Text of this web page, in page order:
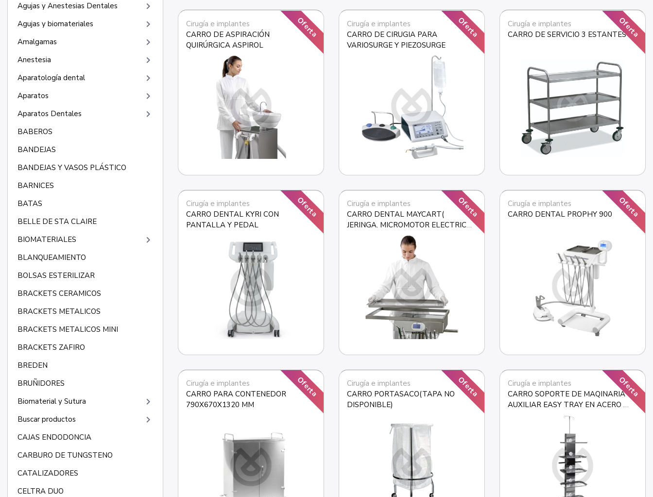
Agujas y Anestesias Dentales keyboard_arrow_right
Agujas y biomateriales keyboard_arrow_right
Amalgamas keyboard_arrow_right
Anestesia keyboard_arrow_right
Aparatología dental keyboard_arrow_right
Aparatos keyboard_arrow_right
Aparatos Dentales keyboard_arrow_right
BABEROS
BANDEJAS
BANDEJAS Y VASOS PLÁSTICO
BARNICES
BATAS
BELLE DE STA CLAIRE
BIOMATERIALES
keyboard_arrow_right
BLANQUEAMIENTO
BOLSAS ESTERILIZAR
BRACKETS CERAMICOS
BRACKETS METALICOS
BRACKETS METALICOS MINI
BRACKETS ZAFIRO
BREDEN
BRUÑIDORES
Biomaterial y Sutura
keyboard_arrow_right
Buscar productos keyboard_arrow_right
CAJAS ENDODONCIA
CARBURO DE TUNGSTENO
CATALIZADORES
CELTRA DUO
Oferta
Cirugía e implantes
CARRO DE ASPIRACIÓN
QUIRÚRGICA ASPIROL
Oferta
Cirugía e implantes
CARRO DE CIRUGIA PARA
VARIOSURGE Y PIEZOSURGE
Oferta
Cirugía e implantes
CARRO DE SERVICIO 3 ESTANTES
Oferta
Cirugía e implantes
CARRO DENTAL KYRI CON
PANTALLA Y PEDAL
Oferta
Cirugía e implantes
CARRO DENTAL MAYCART(
JERINGA. MICROMOTOR ELECTRICO
Y MANGUERA NEUMATICA)
Oferta
Cirugía e implantes
CARRO DENTAL PROPHY 900
Oferta
Cirugía e implantes
CARRO PARA CONTENEDOR
790X670X1320 MM
Oferta
Cirugía e implantes
CARRO PORTASACO(TAPA NO
DISPONIBLE)
Oferta
Cirugía e implantes
CARRO SOPORTE DE MAQINARIA
AUXILIAR EASY TRAY EN ACERO
INOXIDABLE(SIN BANDEJAS)